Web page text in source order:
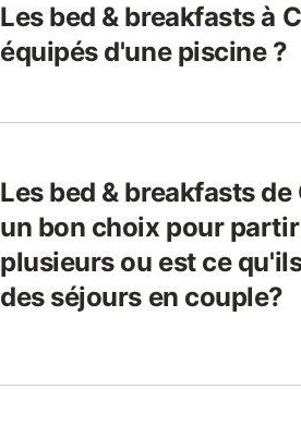
Les bed & breakfasts à
équipés d'une piscine ?
Les bed & breakfasts
un bon choix pour
plusieurs ou est ce
des séjours en couple?